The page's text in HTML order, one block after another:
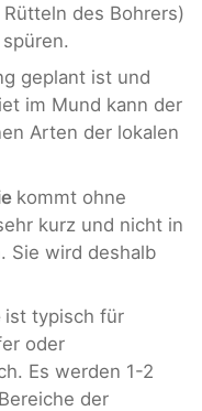
Rütteln des Bohrers)
geplant ist und
im Mund kann der
Arten der lokalen
kommt ohne
kurz und nicht in
Sie wird deshalb
ist typisch für
oder
Es werden 1-2
der